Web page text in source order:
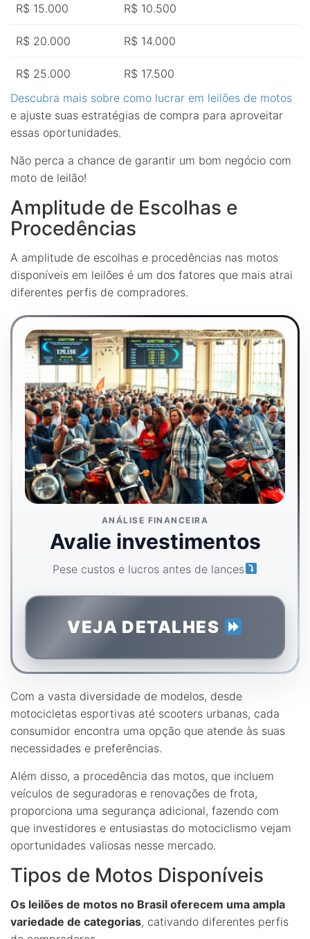
R$ 15.000 R$ 10.500
R$ 20.000 R$ 14.000
R$ 25.000
R$ 17.500
Descubra mais sobre como lucrar em leilões de motos
e ajuste suas estratégias de compra para aproveitar
essas oportunidades.
Não perca a chance de garantir um bom negócio com
moto de leilão!
Amplitude de Escolhas e
Procedências
A amplitude de escolhas e procedências nas motos
disponíveis em leilões é um dos fatores que mais atrai
diferentes perfis de compradores.
ANÁLISE FINANCEIRA
Avalie investimentos
Pese custos e lucros antes de lances
VEJA DETALHES
Com a vasta diversidade de modelos, desde
motocicletas esportivas até scooters urbanas, cada
consumidor encontra uma opção que atende às suas
necessidades e preferências.
Além disso, a procedência das motos, que incluem
veículos de seguradoras e renovações de frota,
proporciona uma segurança adicional, fazendo com
que investidores e entusiastas do motociclismo vejam
oportunidades valiosas nesse mercado.
Tipos de Motos Disponíveis
Os leilões de motos no Brasil oferecem uma ampla
variedade de categorias, cativando diferentes perfis